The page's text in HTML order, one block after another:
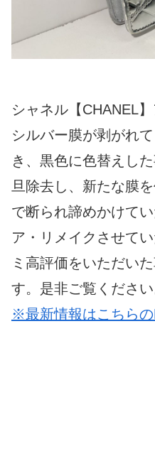
シャネル【CHANEL
シルバー膜が剥がれ
き、黒色に色替えし
旦除去し、新たな膜
で断られ諦めかけて
ア・リメイクさせて
ミ高評価をいただい
す。是非ご覧ください
※最新情報はこちらの